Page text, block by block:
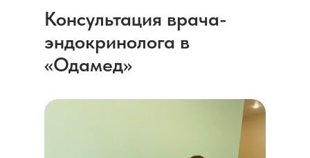
Консультация врача-
эндокринолога в
<<Одамед>>